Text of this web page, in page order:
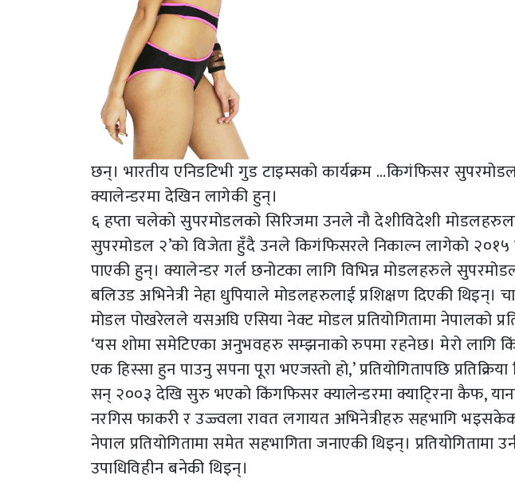
छन्। भारतीय एनिडटिभी गुड टाइम्सको कार्यक्रम …किगंफिसर
क्यालेन्डरमा देखिन लागेकी हुन्।
६ हप्ता चलेको सुपरमोडलको सिरिजमा उनले नौ देशीविदेशी
सुपरमोडल २’को विजेता हुँदै उनले किगंफिसरले निकाल्न लागेको
पाएकी हुन्। क्यालेन्डर गर्ल छनोटका लागि विभिन्न मोडलहरुले सुपरमोडल
बलिउड अभिनेत्री नेहा धुपियाले मोडलहरुलाई प्रशिक्षण दिएकी थिइन्।
मोडल पोखरेलले यसअघि एसिया नेक्ट मोडल प्रतियोगितामा नेपालको
‘यस शोमा समेटिएका अनुभवहरु सम्झनाको रुपमा रहनेछ। मेरो लागि
एक हिस्सा हुन पाउनु सपना पूरा भएजस्तो हो,’ प्रतियोगितापछि
सन् २००३ देखि सुरु भएको किंगफिसर क्यालेन्डरमा क्याटि्रना कैफ,
नरगिस फाकरी र उज्ज्वला रावत लगायत अभिनेत्रीहरु सहभागि
नेपाल प्रतियोगितामा समेत सहभागिता जनाएकी थिइन्। प्रतियोगितामा
उपाधिविहीन बनेकी थिइन्।